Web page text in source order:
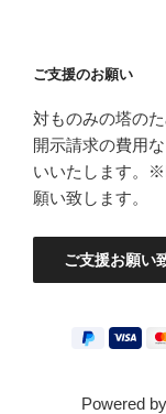
シ
ョ
ン
ご支援のお願い
対ものみの塔の
開示請求の費用
いいたします。
願い致します。
Powered by